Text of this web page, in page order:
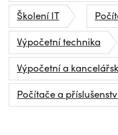
Školení IT
Výpočetní technika
Výpočetní a
Počítače a